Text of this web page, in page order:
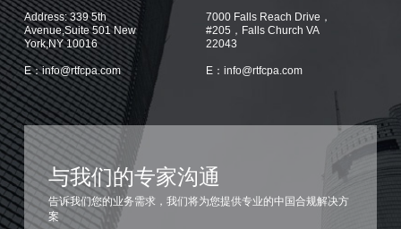
Address: 339 5th
Avenue,Suite 501 New
York,NY 10016
E：info@rtfcpa.com
7000 Falls Reach Drive，
#205，Falls Church VA
22043
E：info@rtfcpa.com
与我们的专家沟通
告诉我们您的业务需求，我们将为您提供专业的中国合规解决方
案